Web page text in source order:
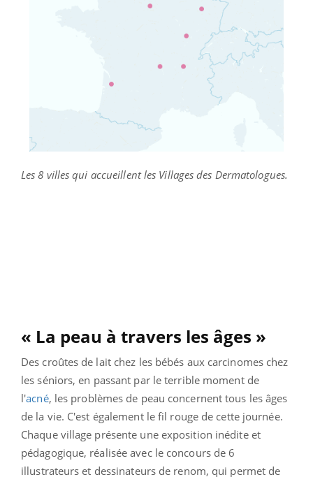
Les 8 villes qui accueillent les Villages des Dermatologues.
« La peau à travers les âges »
Des croûtes de lait chez les bébés aux carcinomes chez
les séniors, en passant par le terrible moment de
l'acné, les problèmes de peau concernent tous les âges
de la vie. C'est également le fil rouge de cette journée.
Chaque village présente une exposition inédite et
pédagogique, réalisée avec le concours de 6
illustrateurs et dessinateurs de renom, qui permet de